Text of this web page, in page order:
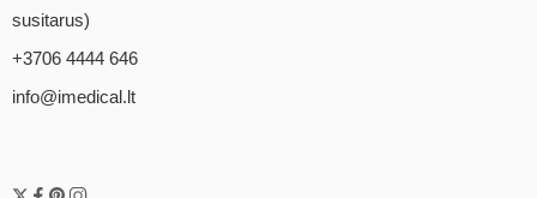
susitarus)
+3706 4444 646
info@imedical.lt